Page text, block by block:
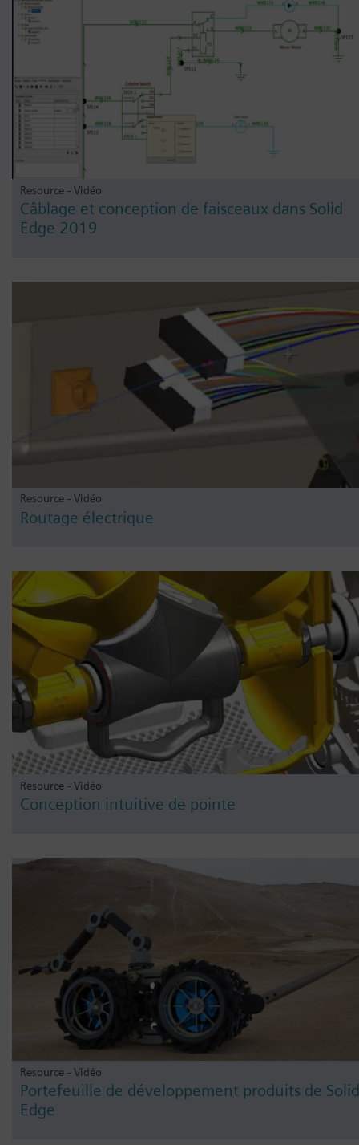
Resource - Vidéo
Câblage et conception de faisceaux dans Solid
Edge 2019
Resource - Vidéo
Routage électrique
Resource - Vidéo
Conception intuitive de pointe
Resource - Vidéo
Portefeuille de développement produits de Solid
Edge